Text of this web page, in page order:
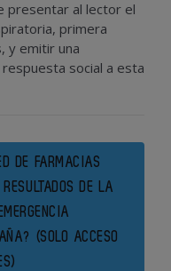
presentar al lector el
primera
y emitir una
social a esta
DE FARMACIAS
DE LA
(SOLO ACCESO